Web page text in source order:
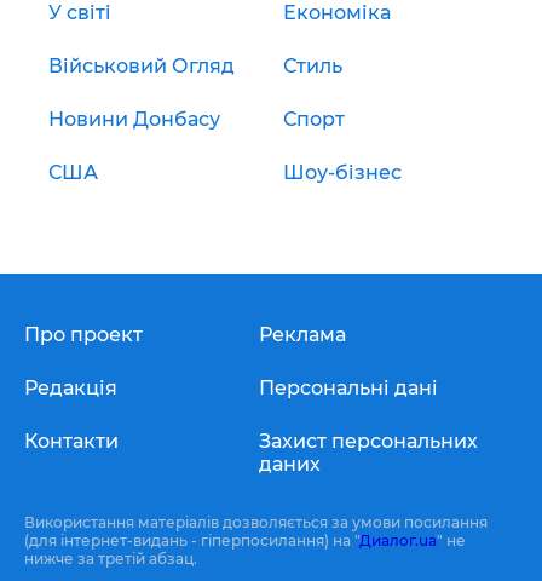
У світі Економіка
Військовий Огляд Стиль
Новини Донбасу Спорт
США Шоу-бізнес
Про проект
Редакція
Контакти
Реклама
Персональні дані
Захист персональних
даних
Використання матеріалів дозволяється за умови посилання
(для інтернет-видань - гіперпосилання) на "Диалог.ua" не
нижче за третій абзац.